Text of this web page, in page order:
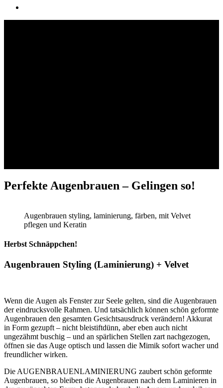
Perfekte Augenbrauen – Gelingen so!
Augenbrauen styling, laminierung, färben, mit Velvet
pflegen und Keratin
Herbst Schnäppchen!
Augenbrauen Styling (Laminierung) + Velvet
Wenn die Augen als Fenster zur Seele gelten, sind die Augenbrauen
der eindrucksvolle Rahmen. Und tatsächlich können schön geformte
Augenbrauen den gesamten Gesichtsausdruck verändern! Akkurat
in Form gezupft – nicht bleistiftdünn, aber eben auch nicht
ungezähmt buschig – und an spärlichen Stellen zart nachgezogen,
öffnen sie das Auge optisch und lassen die Mimik sofort wacher und
freundlicher wirken.
Die AUGENBRAUENLAMINIERUNG zaubert schön geformte
Augenbrauen, so bleiben die Augenbrauen nach dem Laminieren in